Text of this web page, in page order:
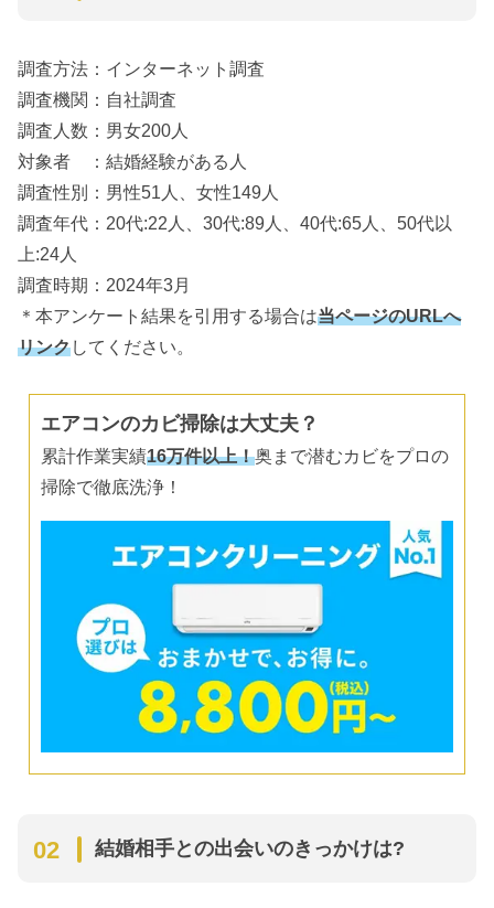
調査方法：インターネット調査
調査機関：自社調査
調査人数：男女200人
対象者 ：結婚経験がある人
調査性別：男性51人、女性149人
調査年代：20代:22人、30代:89人、40代:65人、50代以
上:24人
調査時期：2024年3月
＊本アンケート結果を引用する場合は当ページのURLへ
リンクしてください。
エアコンのカビ掃除は大丈夫？
累計作業実績16万件以上！奥まで潜むカビをプロの
掃除で徹底洗浄！
結婚相手との出会いのきっかけは?